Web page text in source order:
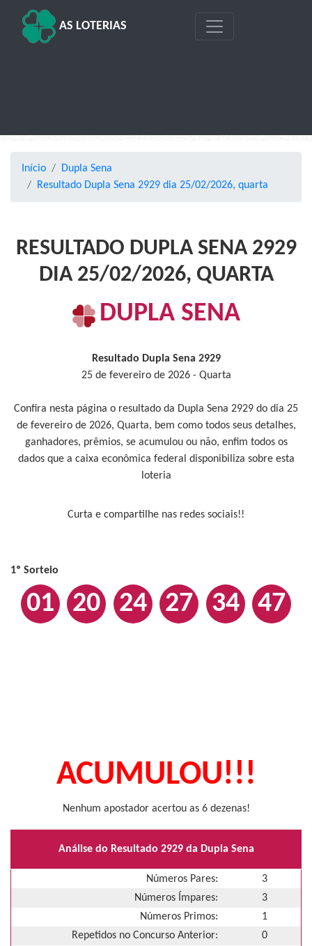
AS LOTERIAS
Início
Dupla Sena
Resultado Dupla Sena 2929 dia 25/02/2026, quarta
RESULTADO DUPLA SENA 2929
DIA 25/02/2026, QUARTA
DUPLA SENA
Resultado Dupla Sena 2929
25 de fevereiro de 2026 - Quarta
Confira nesta página o resultado da Dupla Sena 2929 do dia 25
de fevereiro de 2026, Quarta, bem como todos seus detalhes,
ganhadores, prêmios, se acumulou ou não, enfim todos os
dados que a caixa econômica federal disponibiliza sobre esta
loteria
Curta e compartilhe nas redes sociais!!
1º Sorteio
01 20 24 27 34 47
ACUMULOU!!!
Nenhum apostador acertou as 6 dezenas!
Análise do Resultado 2929 da Dupla Sena
Números Pares:
3
Números Ímpares:
3
Números Primos:
1
Repetidos no Concurso Anterior:
0